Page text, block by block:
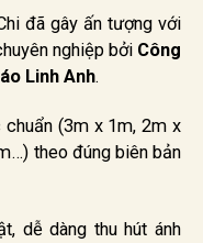
đã gây ấn tượng với
nghiệp bởi Công
Linh Anh.
(3m x 1m, 2m x
theo đúng biên bản
dễ dàng thu hút ánh